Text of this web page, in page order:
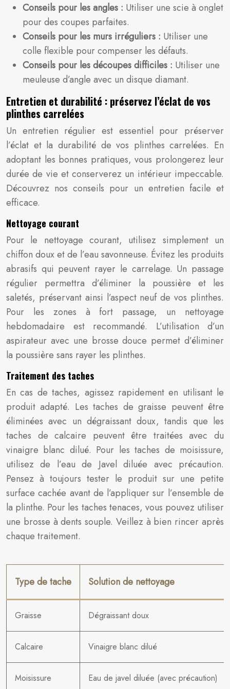
Conseils pour les angles : Utiliser une scie à onglet
pour des coupes parfaites.
Conseils pour les murs irréguliers : Utiliser une
colle flexible pour compenser les défauts.
Conseils pour les découpes difficiles : Utiliser une
meuleuse d’angle avec un disque diamant.
Entretien et durabilité : préservez l’éclat de vos
plinthes carrelées
Un entretien régulier est essentiel pour préserver
l’éclat et la durabilité de vos plinthes carrelées. En
adoptant les bonnes pratiques, vous prolongerez leur
durée de vie et conserverez un intérieur impeccable.
Découvrez nos conseils pour un entretien facile et
efficace.
Nettoyage courant
Pour le nettoyage courant, utilisez simplement un
chiffon doux et de l’eau savonneuse. Évitez les produits
abrasifs qui peuvent rayer le carrelage. Un passage
régulier permettra d’éliminer la poussière et les
saletés, préservant ainsi l’aspect neuf de vos plinthes.
Pour les zones à fort passage, un nettoyage
hebdomadaire est recommandé. L’utilisation d’un
aspirateur avec une brosse douce permet d’éliminer
la poussière sans rayer les plinthes.
Traitement des taches
En cas de taches, agissez rapidement en utilisant le
produit adapté. Les taches de graisse peuvent être
éliminées avec un dégraissant doux, tandis que les
taches de calcaire peuvent être traitées avec du
vinaigre blanc dilué. Pour les taches de moisissure,
utilisez de l’eau de Javel diluée avec précaution.
Pensez à toujours tester le produit sur une petite
surface cachée avant de l’appliquer sur l’ensemble de
la plinthe. Pour les taches tenaces, vous pouvez utiliser
une brosse à dents souple. Veillez à bien rincer après
chaque traitement.
Type de tache Solution de nettoyage
Graisse Dégraissant doux
Calcaire Vinaigre blanc dilué
Moisissure Eau de javel diluée (avec précaution)